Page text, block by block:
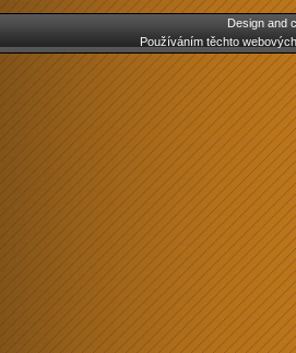
Design and
Používáním těchto